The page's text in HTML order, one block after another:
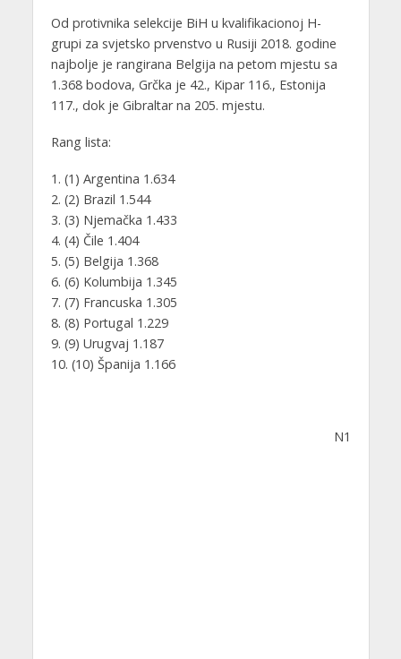
Od protivnika selekcije BiH u kvalifikacionoj H-
grupi za svjetsko prvenstvo u Rusiji 2018. godine
najbolje je rangirana Belgija na petom mjestu sa
1.368 bodova, Grčka je 42., Kipar 116., Estonija
117., dok je Gibraltar na 205. mjestu.
Rang lista:
1. (1) Argentina 1.634
2. (2) Brazil 1.544
3. (3) Njemačka 1.433
4. (4) Čile 1.404
5. (5) Belgija 1.368
6. (6) Kolumbija 1.345
7. (7) Francuska 1.305
8. (8) Portugal 1.229
9. (9) Urugvaj 1.187
10. (10) Španija 1.166
N1